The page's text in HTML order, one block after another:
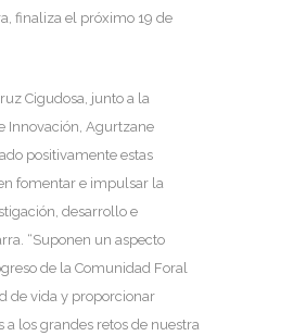
finaliza el próximo 19 de
Cigudosa, junto a la
Innovación, Agurtzane
positivamente estas
fomentar e impulsar la
desarrollo e
“Suponen un aspecto
de la Comunidad Foral
de vida y proporcionar
a los grandes retos de nuestra